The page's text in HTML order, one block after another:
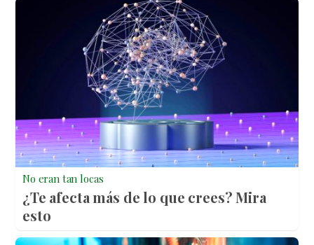
No eran tan locas
¿Te afecta más de lo que crees? Mira
esto